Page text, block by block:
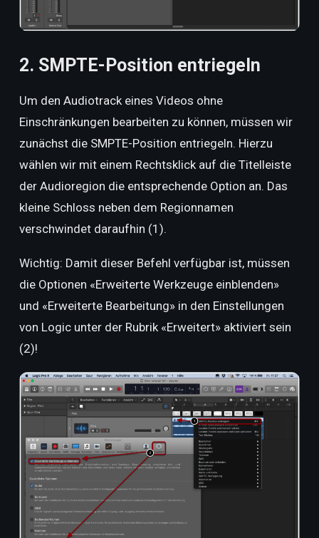
2. SMPTE-Position entriegeln
Um den Audiotrack eines Videos ohne
Einschränkungen bearbeiten zu können, müssen wir
zunächst die SMPTE-Position entriegeln. Hierzu
wählen wir mit einem Rechtsklick auf die Titelleiste
der Audioregion die entsprechende Option an. Das
kleine Schloss neben dem Regionnamen
verschwindet daraufhin (1).
Wichtig: Damit dieser Befehl verfügbar ist, müssen
die Optionen «Erweiterte Werkzeuge einblenden»
und «Erweiterte Bearbeitung» in den Einstellungen
von Logic unter der Rubrik «Erweitert» aktiviert sein
(2)!